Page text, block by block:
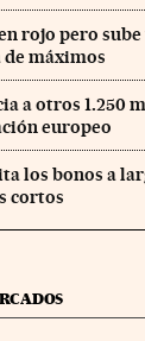
rojo pero sube
de máximos
a otros 1.250
europeo
los bonos a
cortos